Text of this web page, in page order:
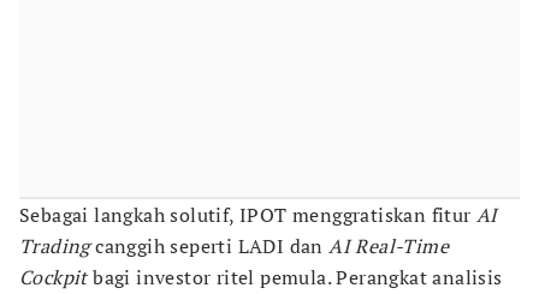
Sebagai langkah solutif, IPOT menggratiskan fitur AI
Tradingcanggih seperti LADI danAI Real-Time
Cockpitbagi investor ritel pemula. Perangkat analisis